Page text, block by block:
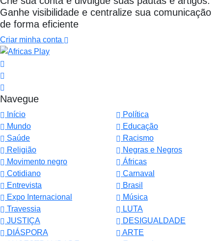
Ganhe visibilidade e centralize sua comunicação
de forma eficiente
Criar minha conta
Navegue
Início
Política
Mundo
Educação
Saúde
Racismo
Religião
Negras e Negros
Movimento negro
Áfricas
Cotidiano
Carnaval
Entrevista
Brasil
Expo Internacional
Música
Travessia
LUTA
JUSTIÇA
DESIGUALDADE
DIÁSPORA
ARTE